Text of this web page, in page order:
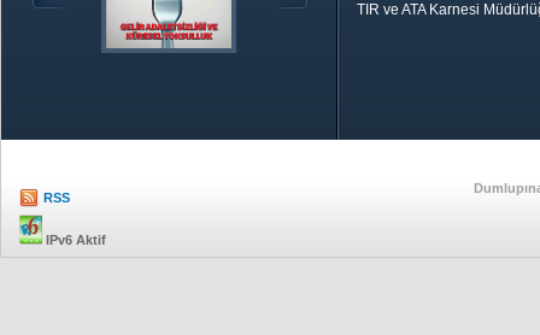
TIR ve ATA Karnesi
RSS
IPv6 Aktif